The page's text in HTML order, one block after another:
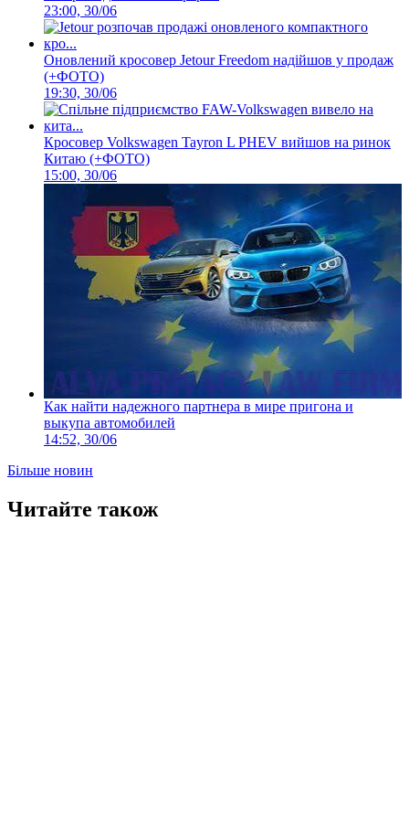
23:00, 30/06
Оновлений кросовер Jetour Freedom надійшов у продаж
(+ФОТО)
19:30, 30/06
Кросовер Volkswagen Tayron L PHEV вийшов на ринок
Китаю (+ФОТО)
15:00, 30/06
Как найти надежного партнера в мире пригона и
выкупа автомобилей
14:52, 30/06
Більше новин
Читайте також